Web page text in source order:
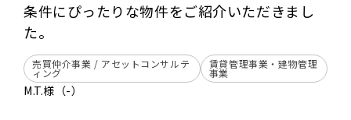
入居者様へ
仲介業者様へ
条件にぴったりな物件をご紹介いただきまし
た。
売買仲介事業 / アセットコンサルテ
ィング
賃貸管理事業・建物管理
事業
M.T.様（-）